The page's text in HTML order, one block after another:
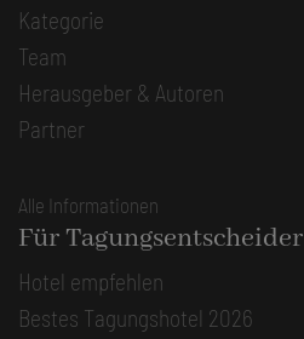
Kategorie
Team
Herausgeber & Autoren
Partner
Alle Informationen
Für Tagungsentscheider
Hotel empfehlen
Bestes Tagungshotel 2026